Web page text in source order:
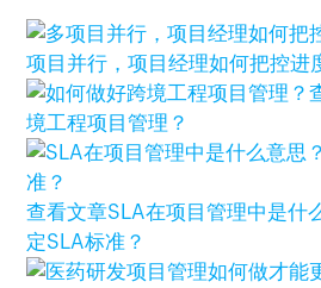
项目并行，项目经理如何把控进
境工程项目管理？
查看文章SLA在项目管理中是什
定SLA标准？